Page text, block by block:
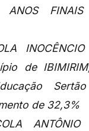
FINAIS
INOCÊNCIO
de
de 32,3%
ANTÔNIO